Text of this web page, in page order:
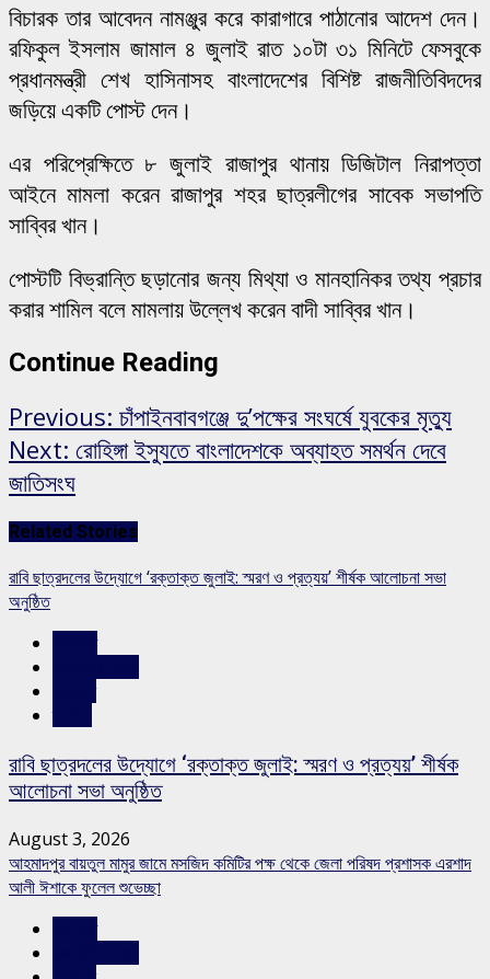
বিচারক তার আবেদন নামঞ্জুর করে কারাগারে পাঠানোর আদেশ দেন।
রফিকুল ইসলাম জামাল ৪ জুলাই রাত ১০টা ৩১ মিনিটে ফেসবুকে
প্রধানমন্ত্রী শেখ হাসিনাসহ বাংলাদেশের বিশিষ্ট রাজনীতিবিদদের
জড়িয়ে একটি পোস্ট দেন।
এর পরিপ্রেক্ষিতে ৮ জুলাই রাজাপুর থানায় ডিজিটাল নিরাপত্তা
আইনে মামলা করেন রাজাপুর শহর ছাত্রলীগের সাবেক সভাপতি
সাব্বির খান।
পোস্টটি বিভ্রান্তি ছড়ানোর জন্য মিথ্যা ও মানহানিকর তথ্য প্রচার
করার শামিল বলে মামলায় উল্লেখ করেন বাদী সাব্বির খান।
Continue Reading
Previous: চাঁপাইনবাবগঞ্জে দু’পক্ষের সংঘর্ষে যুবকের মৃত্যু
Next: রোহিঙ্গা ইস্যুতে বাংলাদেশকে অব্যাহত সমর্থন দেবে
জাতিসংঘ
Related Stories
রাবি ছাত্রদলের উদ্যোগে ‘রক্তাক্ত জুলাই: স্মরণ ও প্রত্যয়’ শীর্ষক আলোচনা সভা
অনুষ্ঠিত
রাবি ছাত্রদলের উদ্যোগে ‘রক্তাক্ত জুলাই: স্মরণ ও প্রত্যয়’ শীর্ষক
আলোচনা সভা অনুষ্ঠিত
August 3, 2026
আহমাদপুর বায়তুল মামুর জামে মসজিদ কমিটির পক্ষ থেকে জেলা পরিষদ প্রশাসক এরশাদ
আলী ঈশাকে ফুলেল শুভেচ্ছা